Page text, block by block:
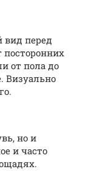
вид перед
от пола до
Визуально
но и
и часто